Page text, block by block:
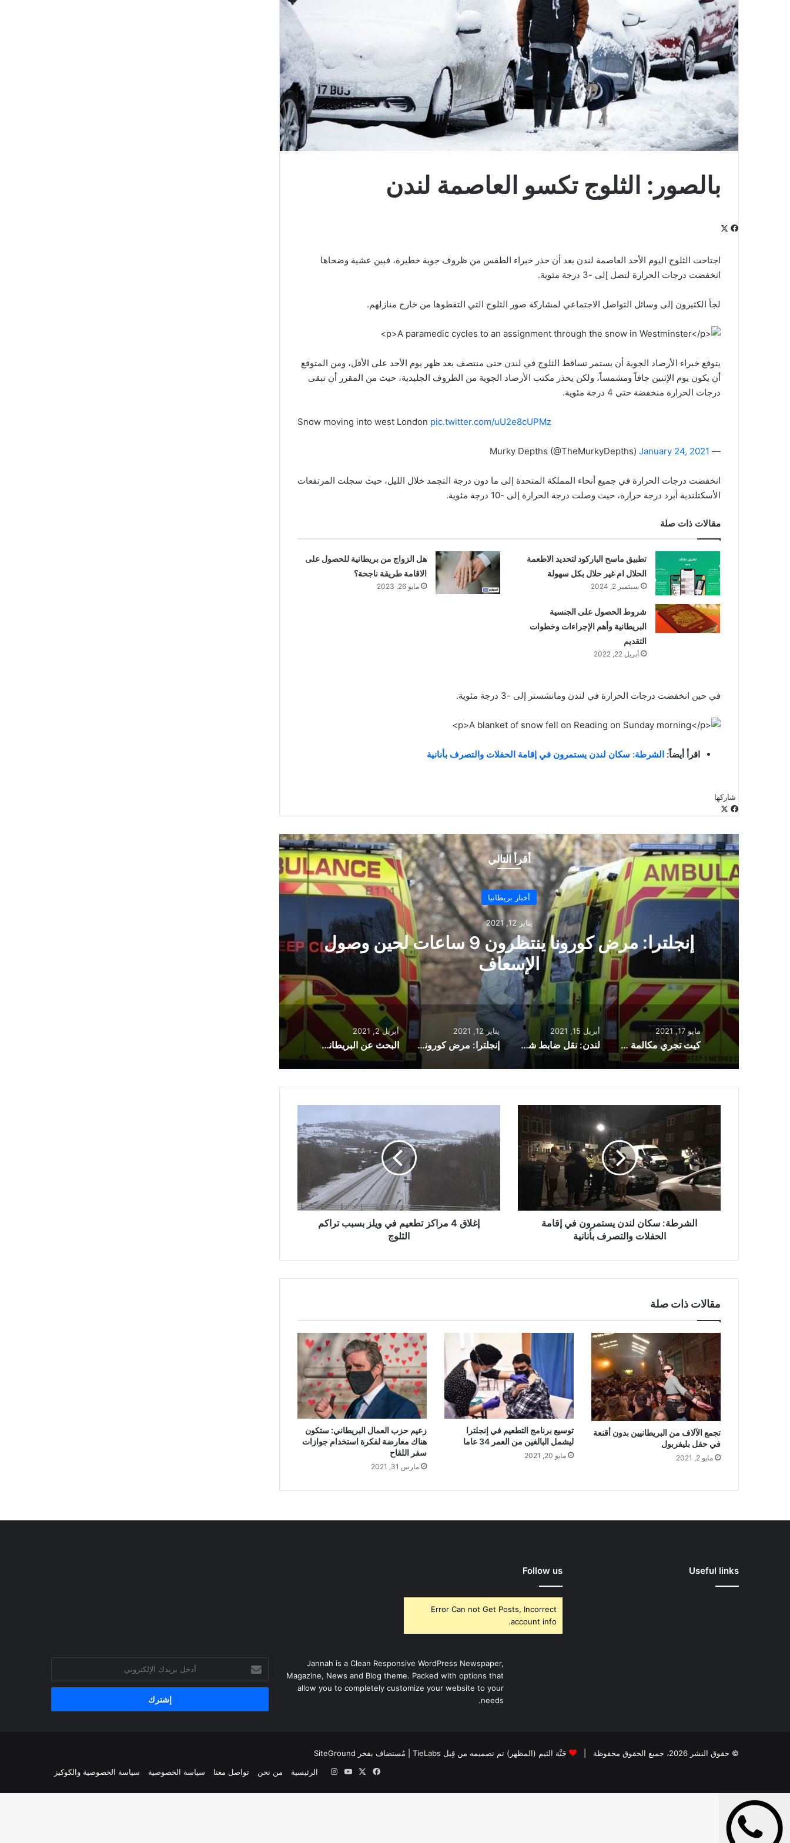
بالصور: الثلوج تكسو العاصمة لندن
فيسبوك
اجتاحت الثلوج اليوم الأحد العاصمة لندن بعد أن حذر خبراء الطقس من ظروف جوية خطيرة، فبين عشية وضحاها
انخفضت درجات الحرارة لتصل إلى -3 درجة مئوية.
لجأ الكثيرون إلى وسائل التواصل الاجتماعي لمشاركة صور الثلوج التي التقطوها من خارج منازلهم.
يتوقع خبراء الأرصاد الجوية أن يستمر تساقط الثلوج في لندن حتى منتصف بعد ظهر يوم الأحد على الأقل، ومن المتوقع
أن يكون يوم الإثنين جافاً ومشمساً، ولكن يحذر مكتب الأرصاد الجوية من الظروف الجليدية، حيث من المقرر أن تبقى
درجات الحرارة منخفضة حتى 4 درجة مئوية.
Snow moving into west London pic.twitter.com/uU2e8cUPMz
— Murky Depths (@TheMurkyDepths)
January 24, 2021
انخفضت درجات الحرارة في جميع أنحاء المملكة المتحدة إلى ما دون درجة التجمد خلال الليل، حيث سجلت المرتفعات
الأسكتلندية أبرد درجة حرارة، حيث وصلت درجة الحرارة إلى -10 درجة مئوية.
مقالات ذات صلة
تطبيق ماسح الباركود لتحديد الاطعمة
الحلال ام غير حلال بكل سهولة
سبتمبر 2, 2024
هل الزواج من بريطانية للحصول على
الاقامة طريقة ناجحة؟
مايو 26, 2023
شروط الحصول على الجنسية
البريطانية وأهم الإجراءات وخطوات
التقديم
أبريل 22, 2022
في حين انخفضت درجات الحرارة في لندن ومانشستر إلى -3 درجة مئوية.
اقرأ أيضاً: الشرطة: سكان لندن يستمرون في إقامة الحفلات والتصرف بأنانية
شاركها
فيسبوك
البريد
أقرأ التالي
أخبار بريطانيا
يناير 12, 2021
إنجلترا: مرض كورونا ينتظرون 9 ساعات لحين وصول
الإسعاف
مايو 17, 2021
كيت تجري مكالمة عاطفية مع امرأة فقدت اثنين من عائلتها بسبب الوباء
أبريل 15, 2021
لندن: نقل ضابط شرطة إلى المستشفى بعد أن صدمه شخص بسيارته وهرب
يناير 12, 2021
إنجلترا: مرض كورونا ينتظرون 9 ساعات لحين وصول الإسعاف
أبريل 2, 2021
البحث عن البريطاني الفائز بـ 122 مليون جنيه إسترليني
الشرطة:
يستمرون
في
إقامة
الحفلات
والتصرف
بأنانية
الشرطة: سكان لندن يستمرون في إقامة
الحفلات والتصرف بأنانية
مراكز
تطعيم
الثلوج
إغلاق 4 مراكز تطعيم في ويلز بسبب تراكم
الثلوج
مقالات ذات صلة
تجمع الآلاف من البريطانيين بدون أقنعة
في حفل بليفربول
مايو 2, 2021
توسيع برنامج التطعيم في إنجلترا
ليشمل البالغين من العمر 34 عاما
مايو 20, 2021
زعيم حزب العمال البريطاني: ستكون
هناك معارضة لفكرة استخدام جوازات
سفر اللقاح
مارس 31, 2021
Useful links
Follow us
Error Can not Get Posts, Incorrect
account info.
Jannah is a Clean Responsive WordPress Newspaper,
Magazine, News and Blog theme. Packed with options that
allow you to completely customize your website to your
needs.
بريدك
الإلكتروني
© حقوق النشر 2026، جميع الحقوق محفوظة | جَنَّة الثيم (المظهر) تم تصميمه من قِبل TieLabs | مُستضاف بفخر SiteGround
الرئيسية
من نحن تواصل معنا سياسة الخصوصية سياسة الخصوصية والكوكيز فيسبوك ‫YouTube
انستقرام